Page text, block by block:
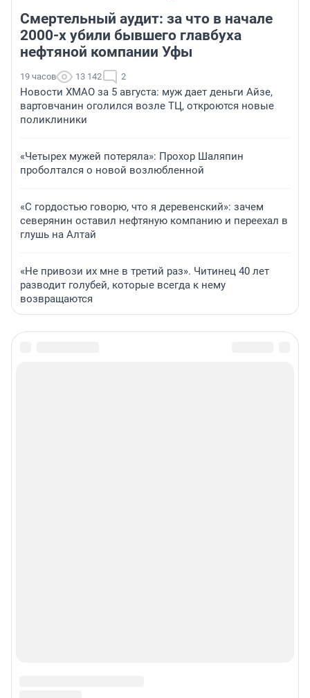
Смертельный аудит: за что в начале
2000-х убили бывшего главбуха
нефтяной компании Уфы
19 часов 13 142 2
Новости ХМАО за 5 августа: муж дает деньги Айзе,
вартовчанин оголился возле ТЦ, откроются новые
поликлиники
«Четырех мужей потеряла»: Прохор Шаляпин
проболтался о новой возлюбленной
«С гордостью говорю, что я деревенский»: зачем
северянин оставил нефтяную компанию и переехал в
глушь на Алтай
«Не привози их мне в третий раз». Читинец 40 лет
разводит голубей, которые всегда к нему
возвращаются